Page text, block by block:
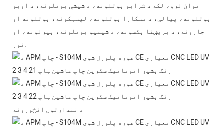
توان لرو، لکه د شرابو بوتلونه، د شیشې بوتلونه، د اوبو
بوتلونه، پیالې، د مسکارا بوتلونه، لپسټکونه، بوتلونه او
جارونه، د بریښنا بکسونه، د شیمپو بوتلونه، بیرلونه، او
نور.
د نندارتون انځورونه